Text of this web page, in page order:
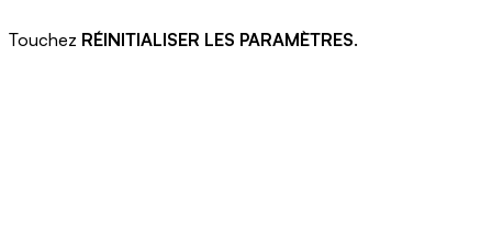
Touchez RÉINITIALISER LES PARAMÈTRES.